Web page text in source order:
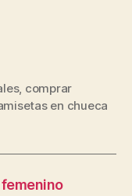
, comprar
en chueca